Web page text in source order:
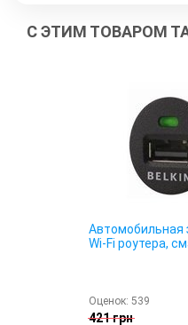
С ЭТИМ ТОВАРОМ
Автомобильная
Wi-Fi роутера,
Оценок: 539
421 грн